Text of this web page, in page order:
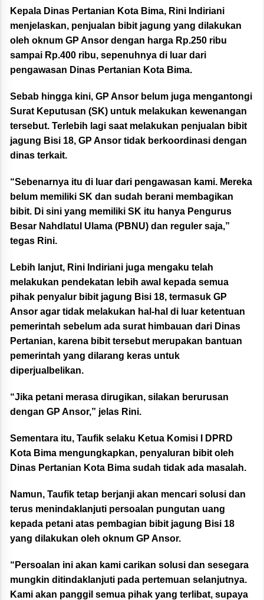
Kepala Dinas Pertanian Kota Bima, Rini Indiriani
menjelaskan, penjualan bibit jagung yang dilakukan
oleh oknum GP Ansor dengan harga Rp.250 ribu
sampai Rp.400 ribu, sepenuhnya di luar dari
pengawasan Dinas Pertanian Kota Bima.
Sebab hingga kini, GP Ansor belum juga mengantongi
Surat Keputusan (SK) untuk melakukan kewenangan
tersebut. Terlebih lagi saat melakukan penjualan bibit
jagung Bisi 18, GP Ansor tidak berkoordinasi dengan
dinas terkait.
“Sebenarnya itu di luar dari pengawasan kami. Mereka
belum memiliki SK dan sudah berani membagikan
bibit. Di sini yang memiliki SK itu hanya Pengurus
Besar Nahdlatul Ulama (PBNU) dan reguler saja,”
tegas Rini.
Lebih lanjut, Rini Indiriani juga mengaku telah
melakukan pendekatan lebih awal kepada semua
pihak penyalur bibit jagung Bisi 18, termasuk GP
Ansor agar tidak melakukan hal-hal di luar ketentuan
pemerintah sebelum ada surat himbauan dari Dinas
Pertanian, karena bibit tersebut merupakan bantuan
pemerintah yang dilarang keras untuk
diperjualbelikan.
“Jika petani merasa dirugikan, silakan berurusan
dengan GP Ansor,” jelas Rini.
Sementara itu, Taufik selaku Ketua Komisi I DPRD
Kota Bima mengungkapkan, penyaluran bibit oleh
Dinas Pertanian Kota Bima sudah tidak ada masalah.
Namun, Taufik tetap berjanji akan mencari solusi dan
terus menindaklanjuti persoalan pungutan uang
kepada petani atas pembagian bibit jagung Bisi 18
yang dilakukan oleh oknum GP Ansor.
“Persoalan ini akan kami carikan solusi dan sesegara
mungkin ditindaklanjuti pada pertemuan selanjutnya.
Kami akan panggil semua pihak yang terlibat, supaya